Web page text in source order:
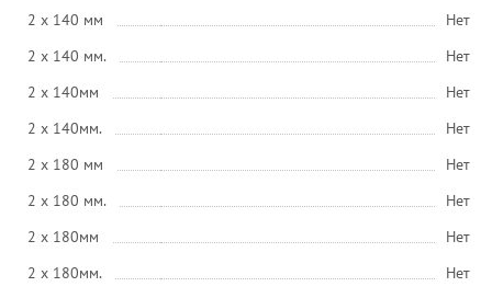
2 x 140 мм
Нет
2 x 140 мм.
Нет
2 x 140мм
Нет
2 x 140мм.
Нет
2 x 180 мм
Нет
2 x 180 мм.
Нет
2 x 180мм
Нет
2 x 180мм.
Нет